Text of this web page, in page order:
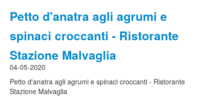
Petto d'anatra agli agrumi e
spinaci croccanti - Ristorante
Stazione Malvaglia
04-05-2020
Petto d'anatra agli agrumi e spinaci croccanti - Ristorante
Stazione Malvaglia